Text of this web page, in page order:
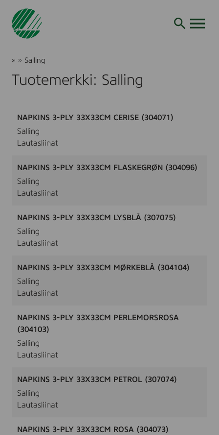
Siirry
Joutsenmerkki
» » Salling
Tuotemerkki: Salling
NAPKINS 3-PLY 33X33CM CERISE (304071)
Salling
Lautasliinat
NAPKINS 3-PLY 33X33CM FLASKEGRØN (304096)
Salling
Lautasliinat
NAPKINS 3-PLY 33X33CM LYSBLÅ (307075)
Salling
Lautasliinat
NAPKINS 3-PLY 33X33CM MØRKEBLÅ (304104)
Salling
Lautasliinat
NAPKINS 3-PLY 33X33CM PERLEMORSROSA
(304103)
Salling
Lautasliinat
NAPKINS 3-PLY 33X33CM PETROL (307074)
Salling
Lautasliinat
NAPKINS 3-PLY 33X33CM ROSA (304073)